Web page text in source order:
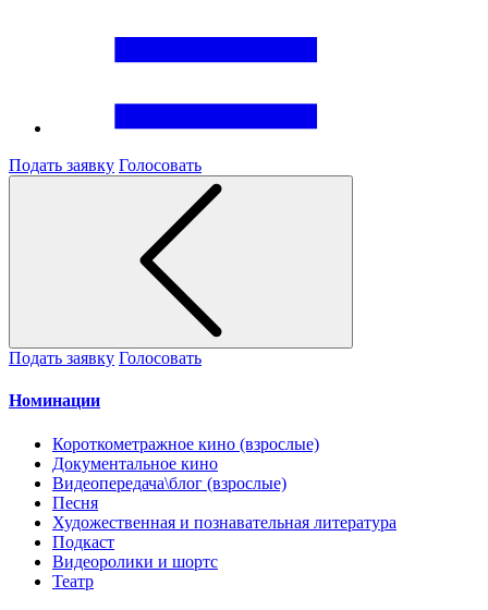
Подать заявку Голосовать
Подать заявку Голосовать
Номинации
Короткометражное кино (взрослые)
Документальное кино
Видеопередача\блог (взрослые)
Песня
Художественная и познавательная литература
Подкаст
Видеоролики и шортс
Театр